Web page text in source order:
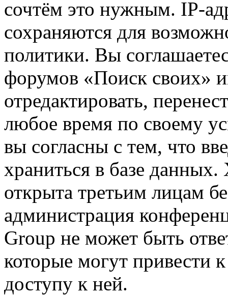
сочтём это нужным. IP-
сохраняются для
политики. Вы
форумов «Поиск своих»
отредактировать,
любое время по своему
вы согласны с тем, что
храниться в базе
открыта третьим лицам
администрация
Group не может быть
которые могут привести
доступу к ней.